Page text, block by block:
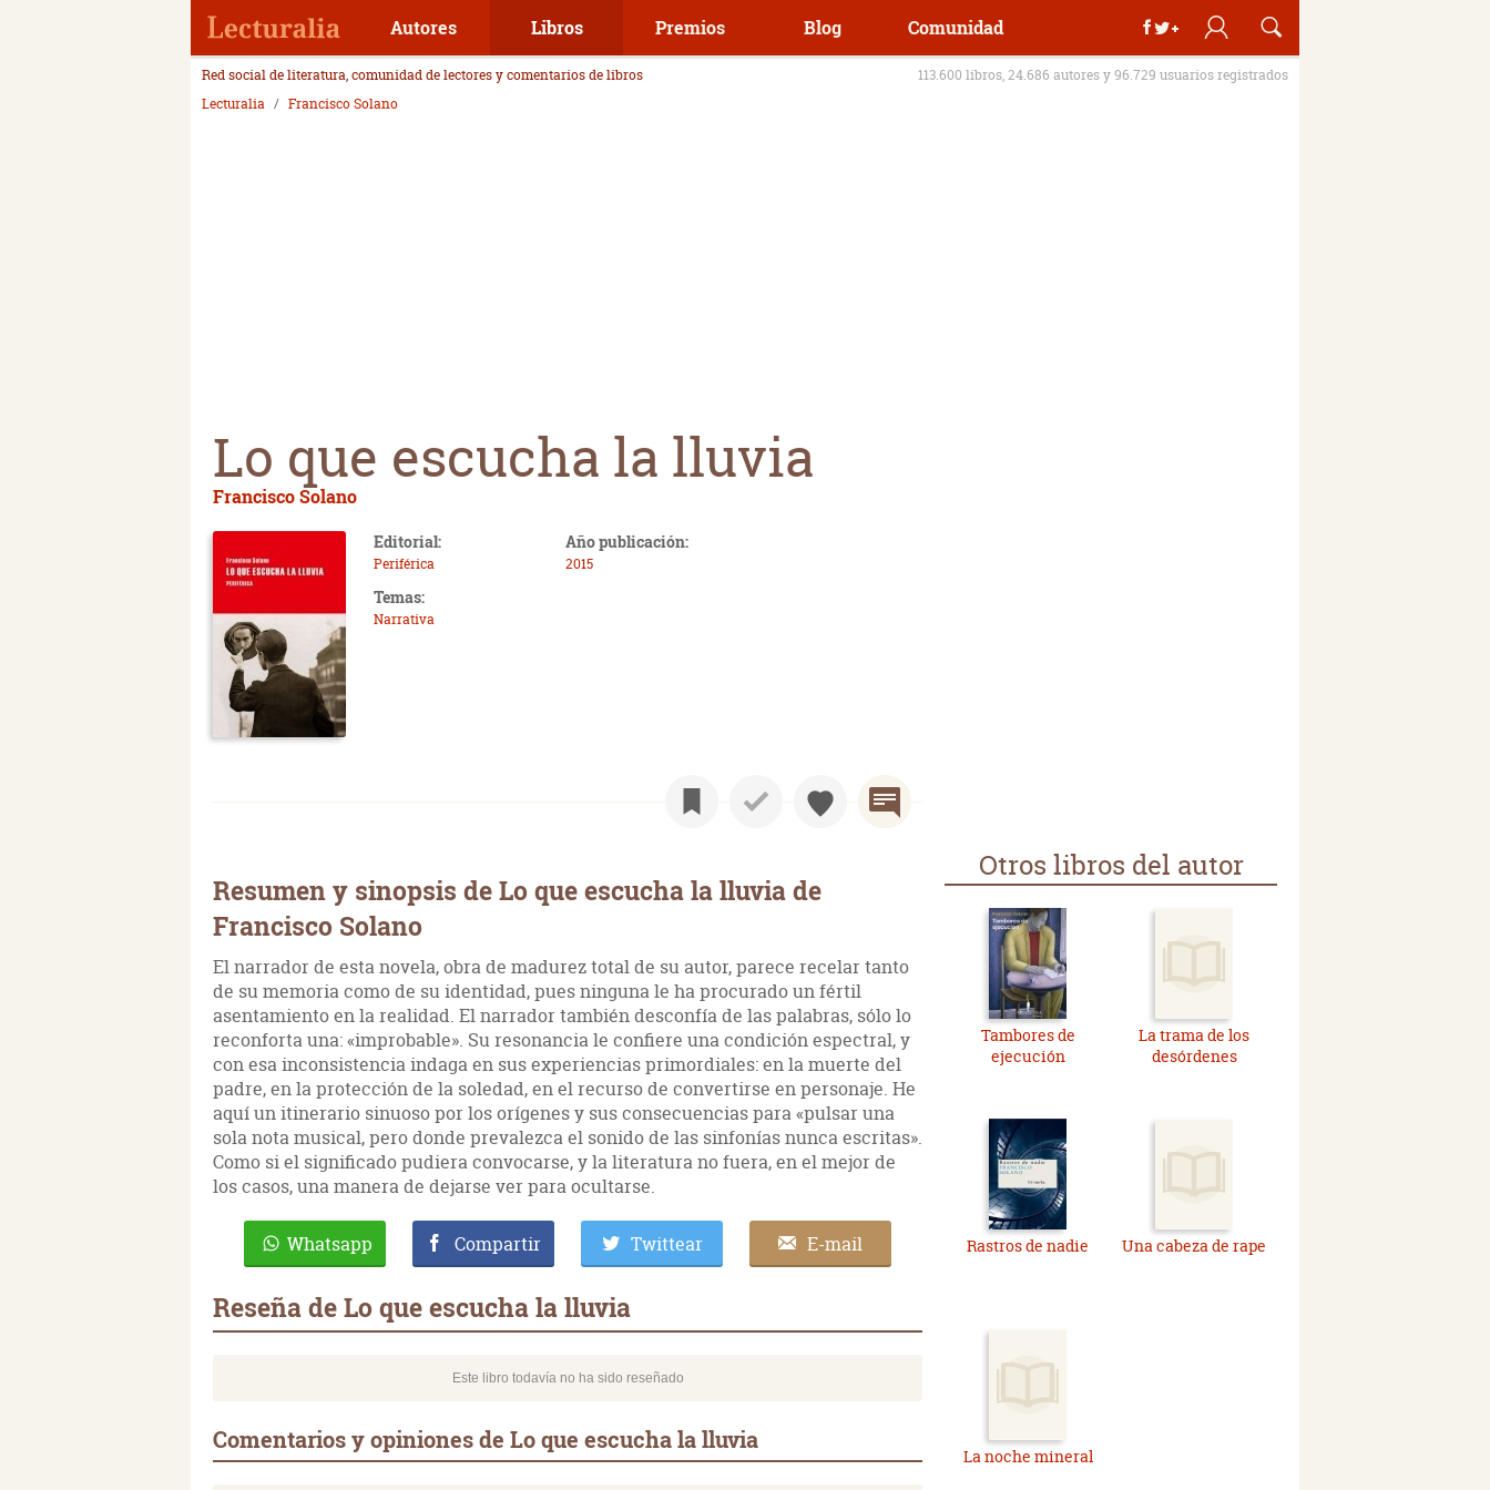
Autores Libros Premios Blog Comunidad
Red social de literatura, comunidad de lectores y comentarios de libros
113.600 libros, 24.686 autores y 96.729 usuarios registrados
Lecturalia
Francisco Solano
Lo que escucha la lluvia
Francisco Solano
Editorial:
Periférica
Año publicación:
2015
Temas:
Narrativa
Resumen y sinopsis de Lo que escucha la lluvia de
Francisco Solano
El narrador de esta novela, obra de madurez total de su autor, parece recelar tanto
de su memoria como de su identidad, pues ninguna le ha procurado un fértil
asentamiento en la realidad. El narrador también desconfía de las palabras, sólo lo
reconforta una: «improbable». Su resonancia le confiere una condición espectral, y
con esa inconsistencia indaga en sus experiencias primordiales: en la muerte del
padre, en la protección de la soledad, en el recurso de convertirse en personaje. He
aquí un itinerario sinuoso por los orígenes y sus consecuencias para «pulsar una
sola nota musical, pero donde prevalezca el sonido de las sinfonías nunca escritas».
Como si el significado pudiera convocarse, y la literatura no fuera, en el mejor de
los casos, una manera de dejarse ver para ocultarse.
Whatsapp Compartir Twittear E-mail
Reseña de Lo que escucha la lluvia
Este libro todavía no ha sido reseñado
Comentarios y opiniones de Lo que escucha la lluvia
Otros libros del autor
Tambores de
ejecución
La trama de los
desórdenes
Rastros de nadie Una cabeza de rape
La noche mineral